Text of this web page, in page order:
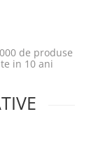
de produse
in 10 ani